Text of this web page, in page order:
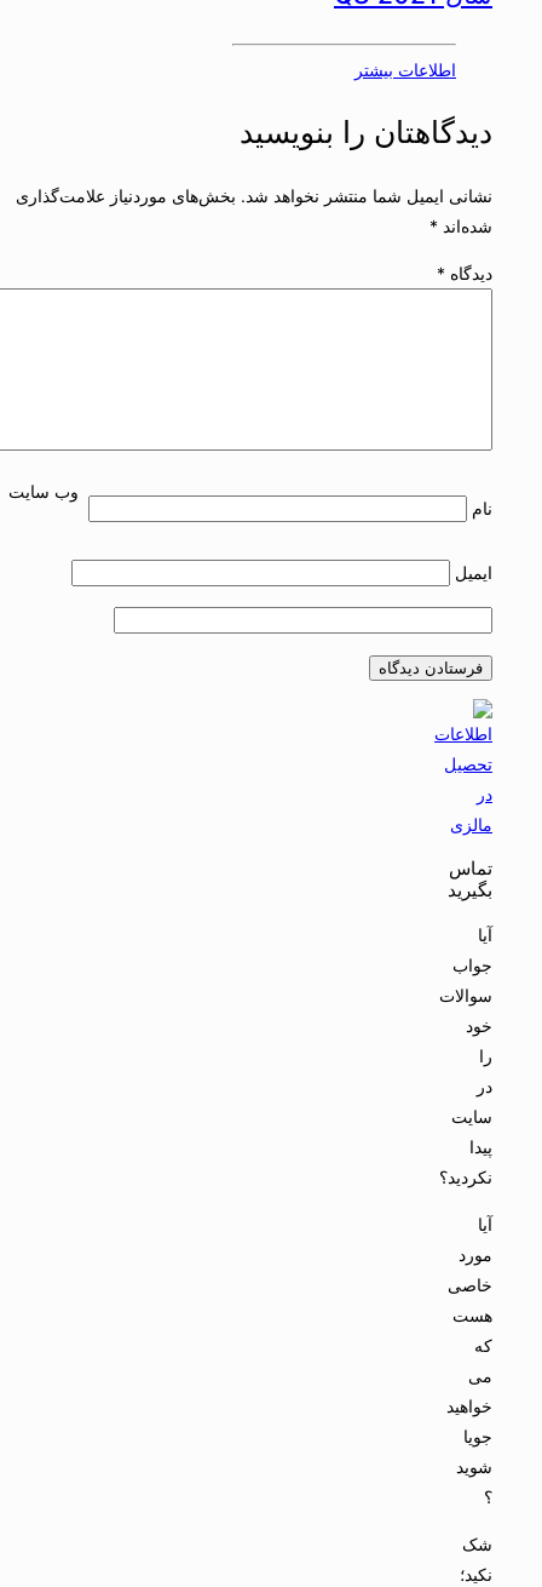
اطلاعات بیشتر
دیدگاهتان را بنویسید
نشانی ایمیل شما منتشر نخواهد شد. بخش‌های موردنیاز علامت‌گذاری
شده‌اند*
دیدگاه*
نام
ایمیل
وب‌ سایت
تماس
بگیرید
آیا
جواب
سوالات
خود
در
سایت
پیدا
نکردید؟
آیا
مورد
خاصی
هست
که
می
خواهید
جویا
شوید
شک
نکید؛